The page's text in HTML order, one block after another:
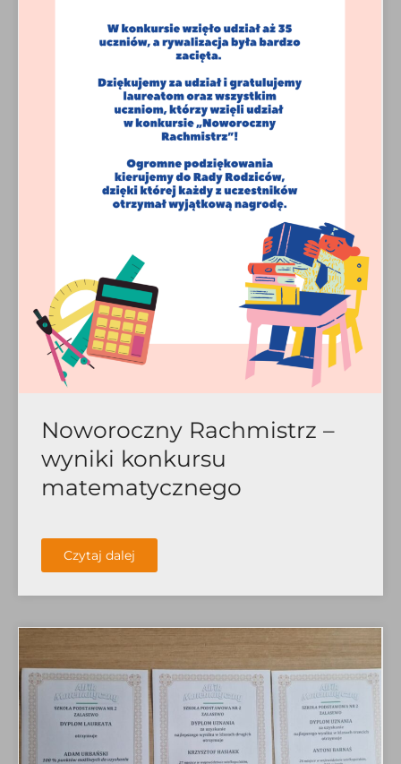
Noworoczny Rachmistrz –
wyniki konkursu
matematycznego
Czytaj dalej